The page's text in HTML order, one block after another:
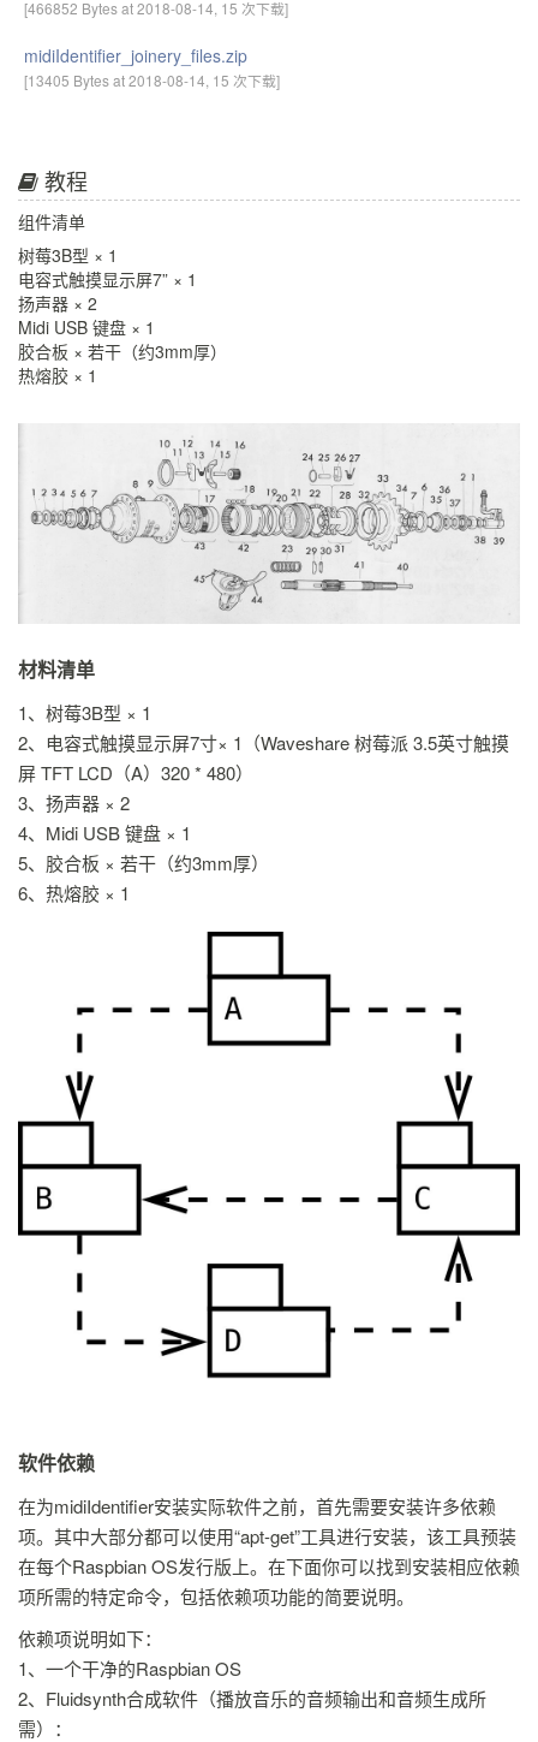
[466852 Bytes at 2018-08-14, 15 次下载]
midiIdentifier_joinery_files.zip
[13405 Bytes at 2018-08-14, 15 次下载]
教程
组件清单
树莓3B型 × 1
电容式触摸显示屏7” × 1
扬声器 × 2
Midi USB 键盘 × 1
胶合板 × 若干（约3mm厚）
热熔胶 × 1
材料清单
1、树莓3B型 × 1
2、电容式触摸显示屏7寸× 1（Waveshare 树莓派 3.5英寸触摸
屏 TFT LCD（A）320 * 480）
3、扬声器 × 2
4、Midi USB 键盘 × 1
5、胶合板 × 若干（约3mm厚）
6、热熔胶 × 1
软件依赖
在为midiIdentifier安装实际软件之前，首先需要安装许多依赖
项。其中大部分都可以使用“apt-get”工具进行安装，该工具预装
在每个Raspbian OS发行版上。在下面你可以找到安装相应依赖
项所需的特定命令，包括依赖项功能的简要说明。
依赖项说明如下：
1、一个干净的Raspbian OS
2、Fluidsynth合成软件（播放音乐的音频输出和音频生成所
需）：